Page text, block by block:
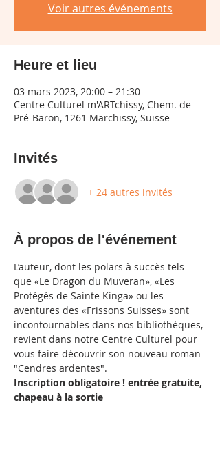
Voir autres événements
Heure et lieu
03 mars 2023, 20:00 – 21:30
Centre Culturel m'ARTchissy, Chem. de
Pré-Baron, 1261 Marchissy, Suisse
Invités
+ 24 autres invités
À propos de l'événement
L’auteur, dont les polars à succès tels
que «Le Dragon du Muveran», «Les
Protégés de Sainte Kinga» ou les
aventures des «Frissons Suisses» sont
incontournables dans nos bibliothèques,
revient dans notre Centre Culturel pour
vous faire découvrir son nouveau roman
"Cendres ardentes".
Inscription obligatoire ! entrée gratuite,
chapeau à la sortie